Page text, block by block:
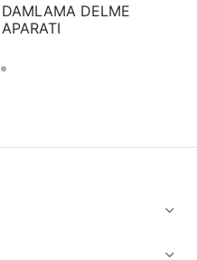
DAMLAMA DELME
APARATI